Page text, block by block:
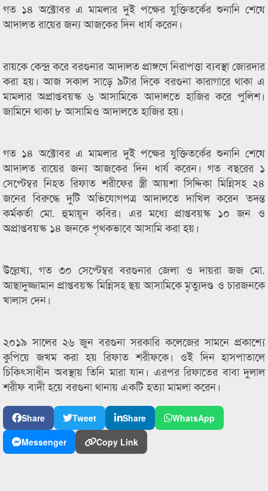
গত ১৪ অক্টোবর এ মামলার দুই পক্ষের যুক্তিতর্কের শুনানি শেষে
আদালত রায়ের জন্য আজকের দিন ধার্য করেন।
রায়কে কেন্দ্র করে বরগুনার আদালত প্রাঙ্গণে নিরাপত্তা ব্যবস্থা জোরদার
করা হয়। আজ সকাল সাড়ে ৯টার দিকে বরগুনা কারাগারে থাকা এ
মামলার অপ্রাপ্তবয়স্ক ৬ আসামিকে আদালতে হাজির করে পুলিশ।
জামিনে থাকা ৮ আসামিও আদালতে হাজির হয়।
গত ১৪ অক্টোবর এ মামলার দুই পক্ষের যুক্তিতর্কের শুনানি শেষে
আদালত রায়ের জন্য আজকের দিন ধার্য করেন। গত বছরের ১
সেপ্টেম্বর নিহত রিফাত শরীফের স্ত্রী আয়শা সিদ্দিকা মিন্নিসহ ২৪
জনের বিরুদ্ধে দুটি অভিযোগপত্র আদালতে দাখিল করেন তদন্ত
কর্মকর্তা মো. হুমায়ূন কবির। এর মধ্যে প্রাপ্তবয়স্ক ১০ জন ও
অপ্রাপ্তবয়স্ক ১৪ জনকে পৃথকভাবে আসামি করা হয়।
উল্লেখ‌্য, গত ৩০ সেপ্টেম্বর বরগুনার জেলা ও দায়রা জজ মো.
আছাদুজ্জামান প্রাপ্তবয়স্ক মিন্নিসহ ছয় আসামিকে মৃত্যুদণ্ড ও চারজনকে
খালাস দেন।
২০১৯ সালের ২৬ জুন বরগুনা সরকারি কলেজের সামনে প্রকাশ্যে
কুপিয়ে জখম করা হয় রিফাত শরীফকে। ওই দিন হাসপাতালে
চিকিৎসাধীন অবস্থায় তিনি মারা যান। এরপর রিফাতের বাবা দুলাল
শরীফ বাদী হয়ে বরগুনা থানায় একটি হত্যা মামলা করেন।
Share Tweet Share
WhatsApp
Messenger
Copy Link